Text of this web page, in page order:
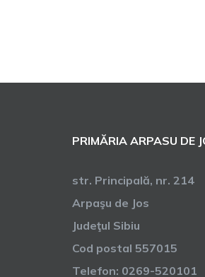
PRIMĂRIA ARPASU DE
str. Principală, nr. 214
Arpaşu de Jos
Judeţul Sibiu
Cod postal 557015
Telefon: 0269-520101